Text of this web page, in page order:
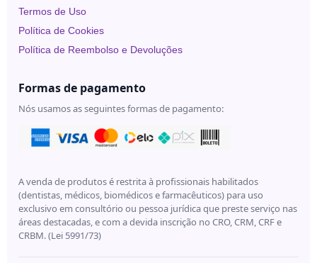
Termos de Uso
Política de Cookies
Política de Reembolso e Devoluções
Formas de pagamento
Nós usamos as seguintes formas de pagamento:
A venda de produtos é restrita à profissionais habilitados
(dentistas, médicos, biomédicos e farmacêuticos) para uso
exclusivo em consultório ou pessoa jurídica que preste serviço nas
áreas destacadas, e com a devida inscrição no CRO, CRM, CRF e
CRBM. (Lei 5991/73)